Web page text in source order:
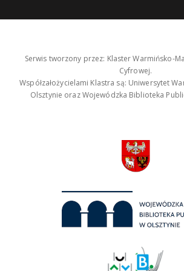
Serwis tworzony przez: Klaster Warmińsko-
Cyfrowej.
Współzałożycielami Klastra są: Uniwersytet
Olsztynie oraz Wojewódzka Biblioteka